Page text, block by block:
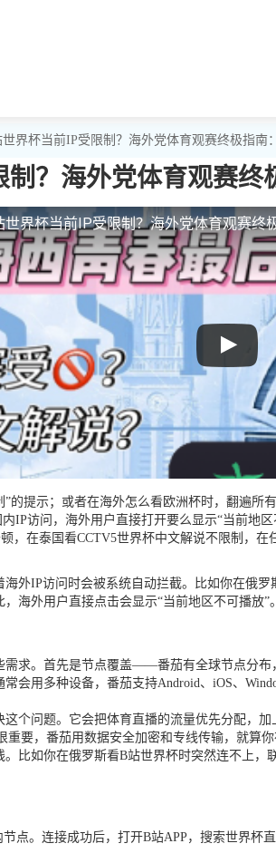
界杯当前IP受限制？海外党体育观赛终极指南
？海外党体育观赛
世界杯当前IP受限制？海外党体育观赛终
的提示；或者在海外怎么看欧洲杯时，翻遍
IP访问，海外用户直接打开要么显示“当前
在泰国看CCTV5世界杯中文解说不限制，
外IP访问时会被系统自动拦截。比如你在俄
海外用户直接点击会显示“当前地区不可播
需求。首先是节点覆盖——番茄有全球节点分布
会用多种设备，番茄支持Android、iOS、
个问题。它会把体育直播的流量优先分配，
要，番茄用数据安全加密和专线传输，就算
比如你在俄罗斯看B站世界杯时突然连不上
点。连接成功后，打开B站APP，搜索世界